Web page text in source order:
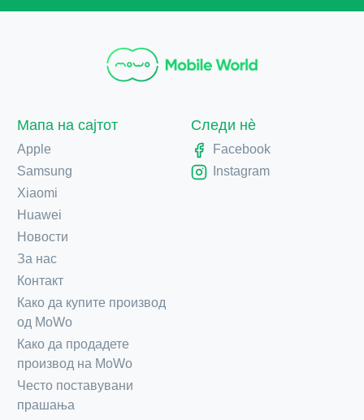
Мапа на сајтот
Apple
Samsung
Xiaomi
Huawei
Новости
За нас
Контакт
Како да купите производ
од MoWo
Како да продадете
производ на MoWo
Често поставувани
прашања
Следи нè
Facebook
Instagram